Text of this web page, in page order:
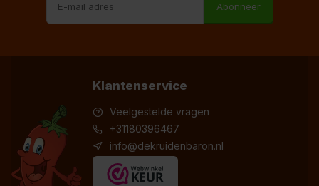
Abonneer
Klantenservice
Veelgestelde vragen
+31180396467
info@dekruidenbaron.nl